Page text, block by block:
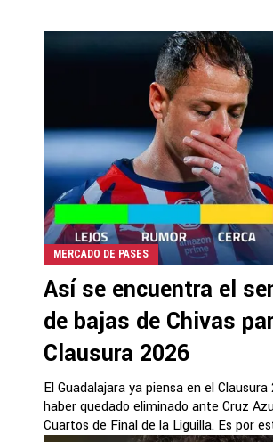
MERCADO DE PASES
Así se encuentra el
de bajas de Chivas
Clausura 2026
El Guadalajara ya piensa en el
haber quedado eliminado ante Cruz
Cuartos de Final de la Liguilla. Es por